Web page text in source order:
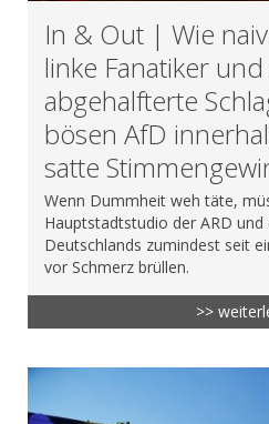
In & Out | Wie
linke Fanatiker
abgehalfterte
bösen AfD
satte
Wenn Dummheit weh täte,
Hauptstadtstudio der ARD
Deutschlands zumindest seit
vor Schmerz brüllen.
>>